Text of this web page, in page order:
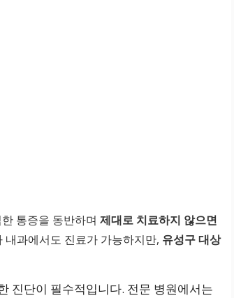
통증을 동반하며 제대로 치료하지 않으면
내과에서도 진료가 가능하지만, 유성구 대상
진단이 필수적입니다. 전문 병원에서는